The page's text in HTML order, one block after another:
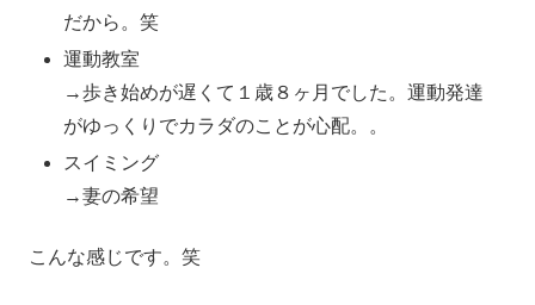
だから。笑
運動教室
→歩き始めが遅くて１歳８ヶ月でした。運動発達
がゆっくりでカラダのことが心配。。
スイミング
→妻の希望
こんな感じです。笑